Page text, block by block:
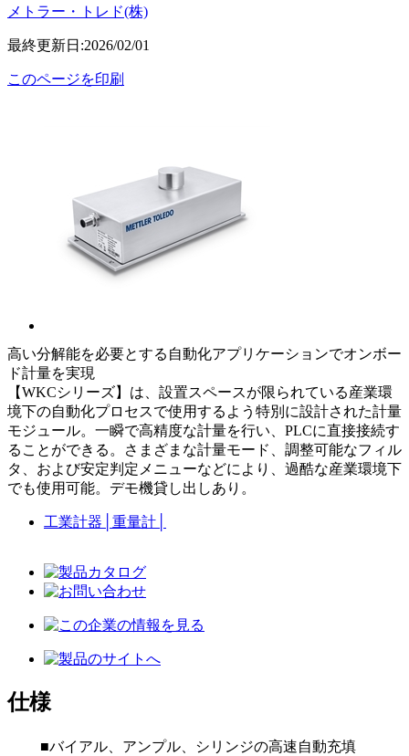
メトラー・トレド(株)
最終更新日:2026/02/01
このページを印刷
高い分解能を必要とする自動化アプリケーションでオンボー
ド計量を実現
【WKCシリーズ】は、設置スペースが限られている産業環
境下の自動化プロセスで使用するよう特別に設計された計量
モジュール。一瞬で高精度な計量を行い、PLCに直接接続す
ることができる。さまざまな計量モード、調整可能なフィル
タ、および安定判定メニューなどにより、過酷な産業環境下
でも使用可能。デモ機貸し出しあり。
工業計器 重量計
仕様
■バイアル、アンプル、シリンジの高速自動充填